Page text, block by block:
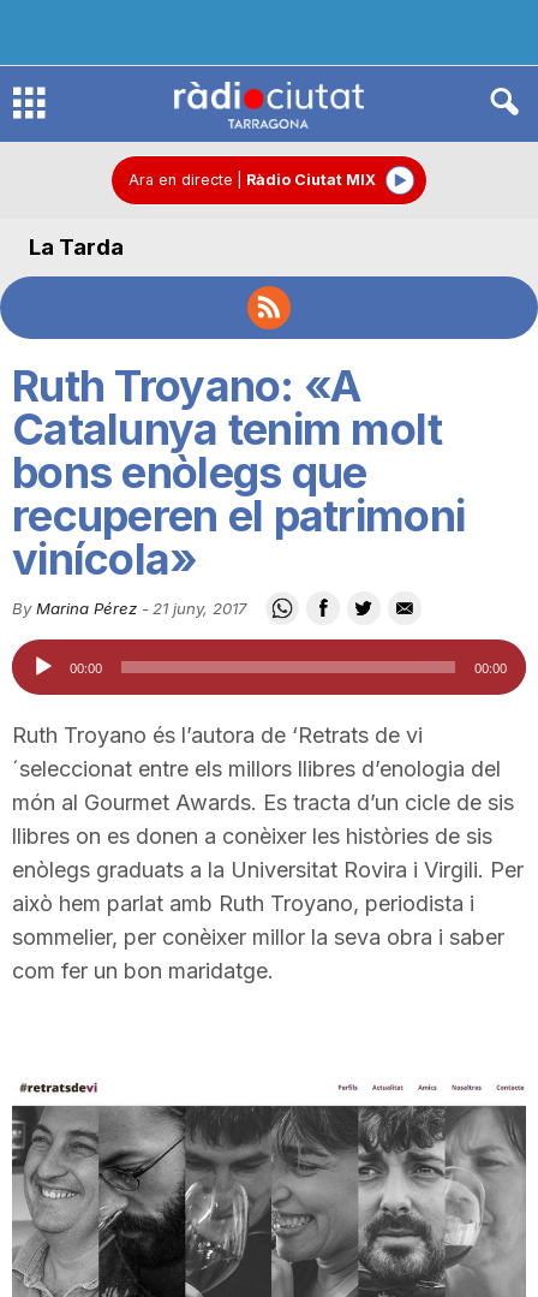
R
d
C
u
a
t
d
T
a
r
Ara en directe Ràdio Ciutat MIX
La Tarda
Ruth Troyano: «A
Catalunya tenim molt
bons enòlegs que
recuperen el patrimoni
vinícola»
By Marina Pérez - 21 juny, 2017
Reproductor
d'àudio
00:00 00:00
Ruth Troyano és l’autora de ‘Retrats de vi
´seleccionat entre els millors llibres d’enologia del
món al Gourmet Awards. Es tracta d’un cicle de sis
llibres on es donen a conèixer les històries de sis
enòlegs graduats a la Universitat Rovira i Virgili. Per
això hem parlat amb Ruth Troyano, periodista i
sommelier, per conèixer millor la seva obra i saber
com fer un bon maridatge.